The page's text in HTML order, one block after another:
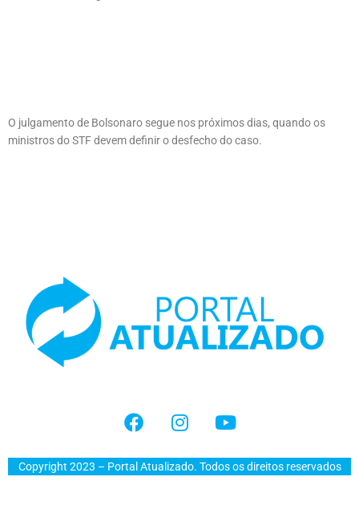
O julgamento de Bolsonaro segue nos próximos dias, quando os
ministros do STF devem definir o desfecho do caso.
Copyright 2023 – Portal Atualizado. Todos os direitos reservados